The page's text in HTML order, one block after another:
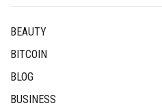
BEAUTY
BITCOIN
BLOG
BUSINESS